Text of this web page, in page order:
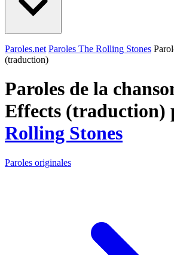
Paroles.net Paroles The Rolling Stones
(traduction)
Paroles de la
Effects (traduction)
Rolling Stones
Paroles originales